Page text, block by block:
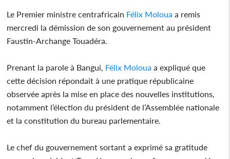
Le Premier ministre centrafricain Félix Moloua a remis
mercredi la démission de son gouvernement au président
Faustin-Archange Touadéra.
Prenant la parole à Bangui, Félix Moloua a expliqué que
cette décision répondait à une pratique républicaine
observée après la mise en place des nouvelles institutions,
notamment l’élection du président de l’Assemblée nationale
et la constitution du bureau parlementaire.
Le chef du gouvernement sortant a exprimé sa gratitude